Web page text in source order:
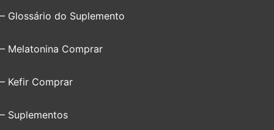
– Glossário do Suplemento
– Melatonina Comprar
– Kefir Comprar
– Suplementos